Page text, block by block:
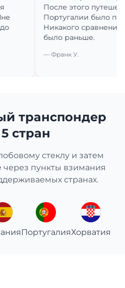
После этого путешествие
Португалии было просто
Никакого сравнения с тем,
было раньше.
— Франк У.
транспондер
стран
стеклу и затем
через пункты взимания
странах.
ПортугалияХорватия